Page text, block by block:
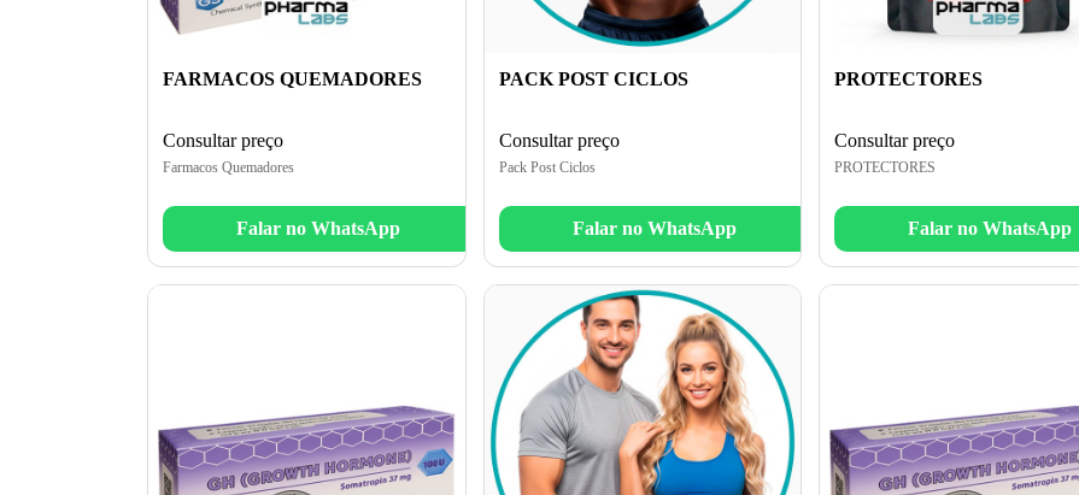
FARMACOS QUEMADORES
Consultar preço
Farmacos Quemadores
Falar no WhatsApp
PACK POST CICLOS
Consultar preço
Pack Post Ciclos
Falar no WhatsApp
PROTECTORES
Consultar preço
PROTECTORES
Falar no WhatsApp